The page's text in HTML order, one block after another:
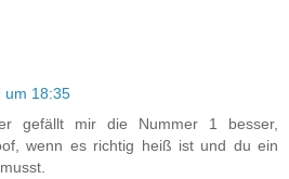
um 18:35
gefällt mir die Nummer 1 besser,
wenn es richtig heiß ist und du ein